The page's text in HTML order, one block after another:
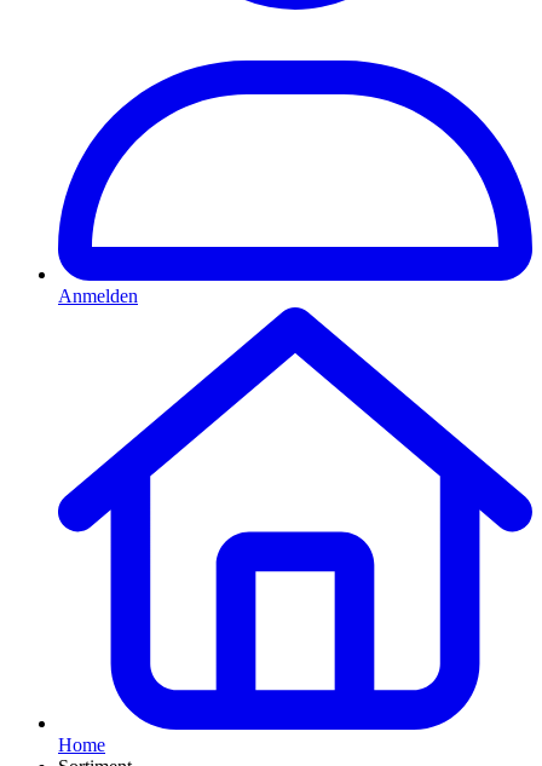
Anmelden
Home